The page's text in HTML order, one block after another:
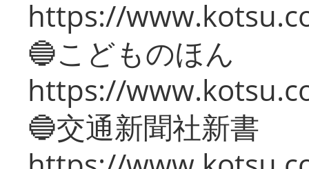
https://
🔵こどものほん
https://
🔵交通新聞社新書